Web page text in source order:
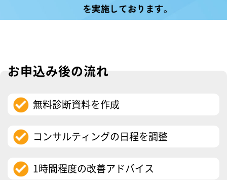
お申込み後の流れ
無料診断資料を作成
コンサルティングの日程を調整
1時間程度の改善アドバイス